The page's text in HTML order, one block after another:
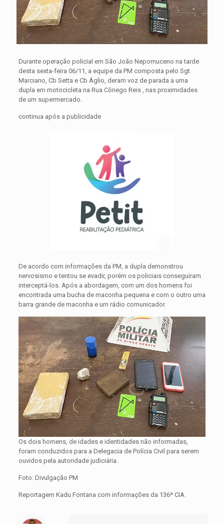
Durante operação policial em São João Nepomuceno na tarde
desta sexta-feira 06/11, a equipe da PM composta pelo Sgt
Marciano, Cb Setta e Cb Áglio, deram voz de parada a uma
dupla em motocicleta na Rua Cônego Reis , nas proximidades
de um supermercado.
continua após a publicidade
De acordo com informações da PM, a dupla demonstrou
nervosismo e tentou se evadir, porém os policiais conseguiram
interceptá-los. Após a abordagem, com um dos homens foi
encontrada uma bucha de maconha pequena e com o outro uma
barra grande de maconha e um rádio comunicador.
Os dois homens, de idades e identidades não informadas,
foram conduzidos para a Delegacia de Polícia Civil para serem
ouvidos pela autoridade judiciária.
Foto: Divulgação PM
Reportagem Kadu Fontana com informações da 136ª CIA.